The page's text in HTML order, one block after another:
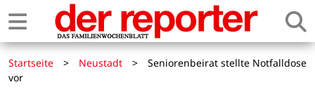
Startseite > Neustadt >
Seniorenbeirat stellte Notfalldose
vor